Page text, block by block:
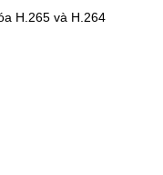
H.265 và H.264